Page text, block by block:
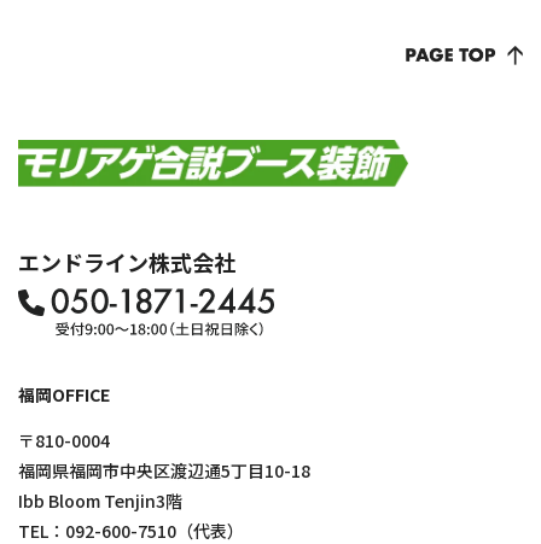
エンドライン株式会社
福岡OFFICE
〒810-0004
福岡県福岡市中央区渡辺通5丁目10-18
Ibb Bloom Tenjin3階
TEL： 092-600-7510 （代表）